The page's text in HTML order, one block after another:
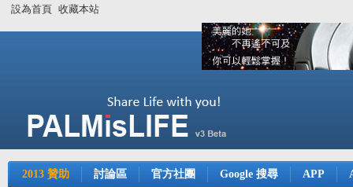
設為首頁 收藏本站
2013 贊助 討論區 官方社團 Google 搜尋 APP